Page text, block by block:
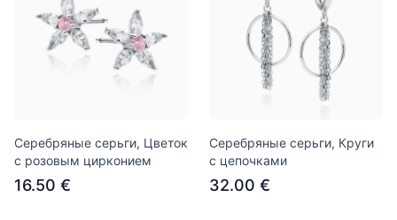
Серебряные серьги, Цветок
с розовым цирконием
16.50 €
Серебряные серьги, Круги
с цепочками
32.00 €